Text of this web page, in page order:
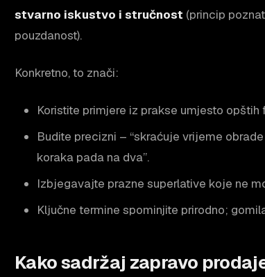
stvarno iskustvo i stručnost (princip
pouzdanost).
Konkretno, to znači:
Koristite primjere iz prakse umjesto opštih
Budite precizni – “skraćuje vrijeme
koraka pada na dva”.
Izbjegavajte prazne superlative koje ne
Ključne termine spominjite prirodno;
Kako sadržaj zapravo